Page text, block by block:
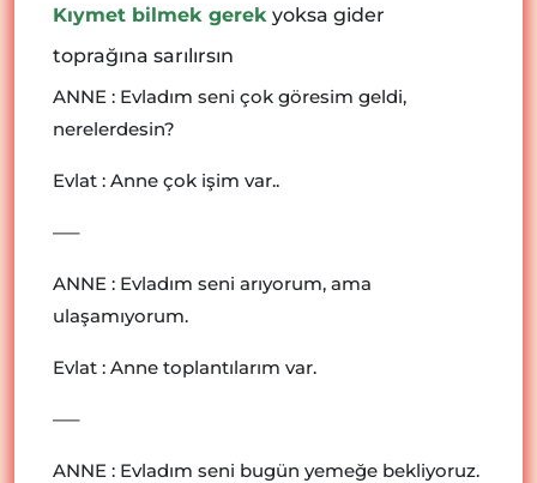
Kıymet bilmek gerek yoksa gider
toprağına sarılırsın
ANNE : Evladım seni çok göresim geldi,
nerelerdesin?
Evlat : Anne çok işim var..
—–
ANNE : Evladım seni arıyorum, ama
ulaşamıyorum.
Evlat : Anne toplantılarım var.
—–
ANNE : Evladım seni bugün yemeğe bekliyoruz.